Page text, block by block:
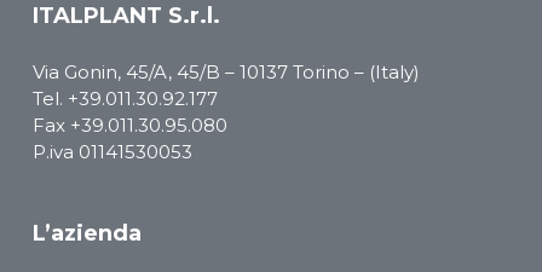
ITALPLANT S.r.l.
Via Gonin, 45/A, 45/B – 10137 Torino – (Italy)
Tel. +39.011.30.92.177
Fax +39.011.30.95.080
P.iva 01141530053
L’azienda